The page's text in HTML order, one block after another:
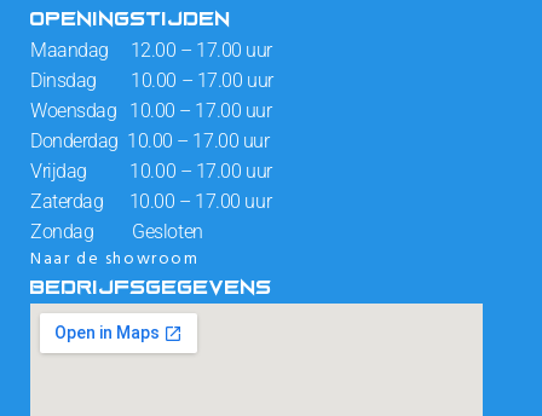
OPENINGSTIJDEN
Maandag 12.00 – 17.00 uur
Dinsdag 10.00 – 17.00 uur
Woensdag 10.00 – 17.00 uur
Donderdag 10.00 – 17.00 uur
Vrijdag 10.00 – 17.00 uur
Zaterdag 10.00 – 17.00 uur
Zondag Gesloten
Naar de showroom
BEDRIJFSGEGEVENS